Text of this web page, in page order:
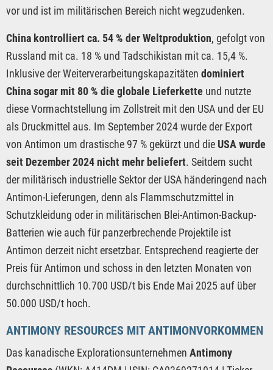
vor und ist im militärischen Bereich nicht wegzudenken.
China kontrolliert ca. 54 % der Weltproduktion, gefolgt von
Russland mit ca. 18 % und Tadschikistan mit ca. 15,4 %.
Inklusive der Weiterverarbeitungskapazitäten dominiert
China sogar mit 80 % die globale Lieferkette und nutzte
diese Vormachtstellung im Zollstreit mit den USA und der EU
als Druckmittel aus. Im September 2024 wurde der Export
von Antimon um drastische 97 % gekürzt und die USA wurde
seit Dezember 2024 nicht mehr beliefert. Seitdem sucht
der militärisch industrielle Sektor der USA händeringend nach
Antimon-Lieferungen, denn als Flammschutzmittel in
Schutzkleidung oder in militärischen Blei-Antimon-Backup-
Batterien wie auch für panzerbrechende Projektile ist
Antimon derzeit nicht ersetzbar. Entsprechend reagierte der
Preis für Antimon und schoss in den letzten Monaten von
durchschnittlich 10.700 USD/t bis Ende Mai 2025 auf über
50.000 USD/t hoch.
ANTIMONY RESOURCES MIT ANTIMONVORKOMMEN
Das kanadische Explorationsunternehmen Antimony